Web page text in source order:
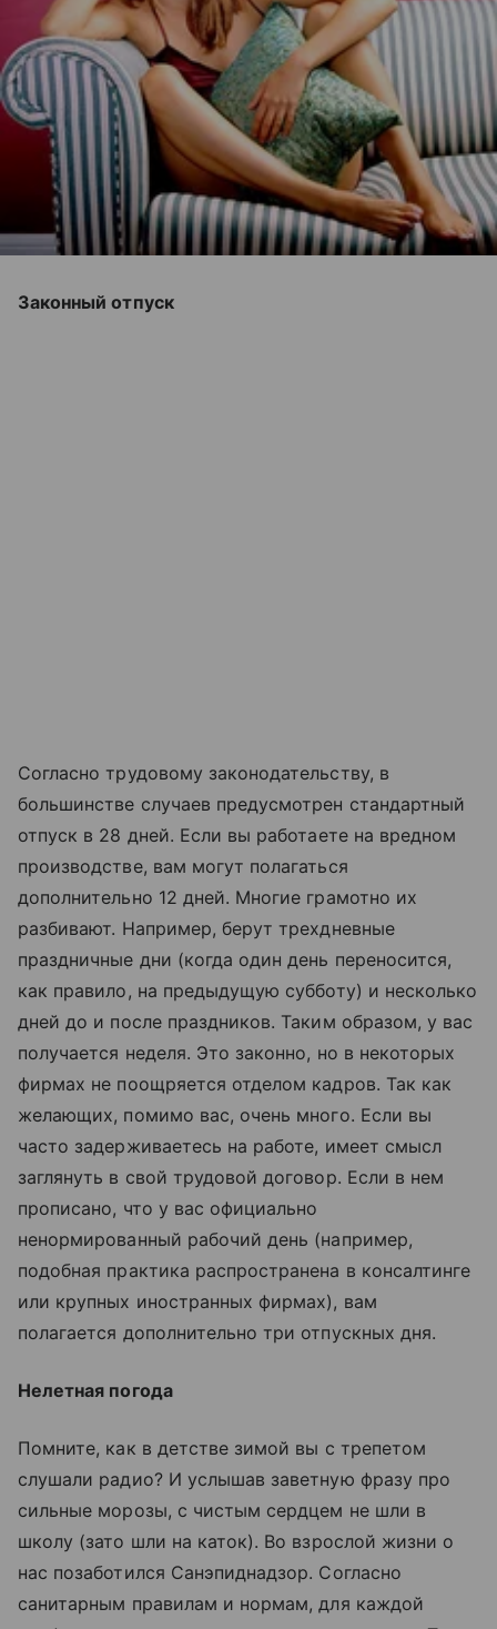
Законный отпуск
Согласно трудовому законодательству, в
большинстве случаев предусмотрен стандартный
отпуск в 28 дней. Если вы работаете на вредном
производстве, вам могут полагаться
дополнительно 12 дней. Многие грамотно их
разбивают. Например, берут трехдневные
праздничные дни (когда один день переносится,
как правило, на предыдущую субботу) и несколько
дней до и после праздников. Таким образом, у вас
получается неделя. Это законно, но в некоторых
фирмах не поощряется отделом кадров. Так как
желающих, помимо вас, очень много. Если вы
часто задерживаетесь на работе, имеет смысл
заглянуть в свой трудовой договор. Если в нем
прописано, что у вас официально
ненормированный рабочий день (например,
подобная практика распространена в консалтинге
или крупных иностранных фирмах), вам
полагается дополнительно три отпускных дня.
Нелетная погода
Помните, как в детстве зимой вы с трепетом
слушали радио? И услышав заветную фразу про
сильные морозы, с чистым сердцем не шли в
школу (зато шли на каток). Во взрослой жизни о
нас позаботился Санэпиднадзор. Согласно
санитарным правилам и нормам, для каждой